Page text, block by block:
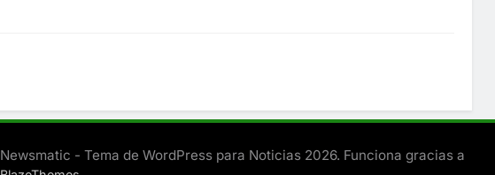
Newsmatic - Tema de WordPress para Noticias 2026. Funciona gracias a